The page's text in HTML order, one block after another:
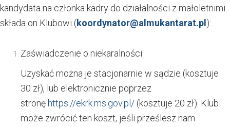
kandydata na członka kadry do działalności z małoletnimi
składa on Klubowi (koordynator@almukantarat.pl ):
Zaświadczenie o niekaralności
Uzyskać można je stacjonarnie w sądzie (kosztuje
30 zł), lub elektronicznie poprzez
stronę https://ekrk.ms.gov.pl/ (kosztuje 20 zł). Klub
może zwrócić ten koszt, jeśli prześlesz nam